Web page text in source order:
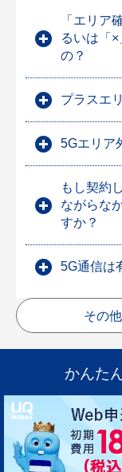
「エリア
るいは「
の？
プラスエ
5Gエリア
もし契約
ながらな
すか？
5G通信は
その
かんた